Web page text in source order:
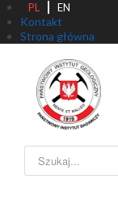
PL EN
Kontakt
Strona główna
Szukaj...